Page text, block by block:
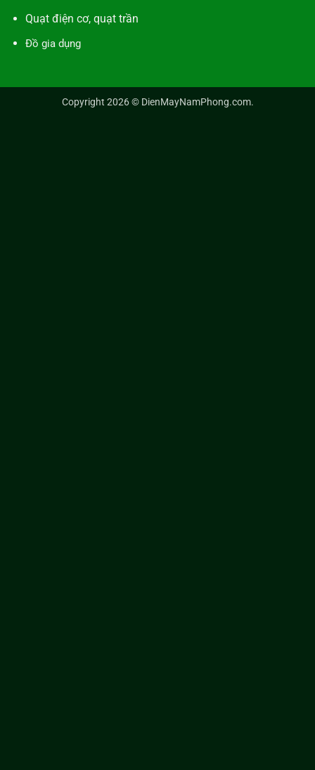
Quạt điện cơ, quạt trần
Đồ gia dụng
Copyright 2026 © DienMayNamPhong.com.